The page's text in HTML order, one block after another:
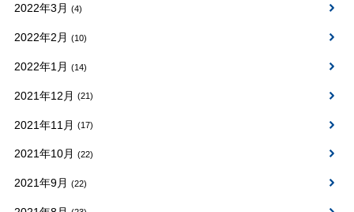
2022年3月 (4)
2022年2月 (10)
2022年1月 (14)
2021年12月 (21)
2021年11月 (17)
2021年10月 (22)
2021年9月 (22)